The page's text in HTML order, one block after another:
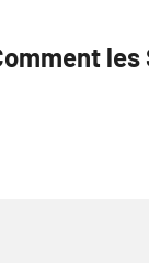
les